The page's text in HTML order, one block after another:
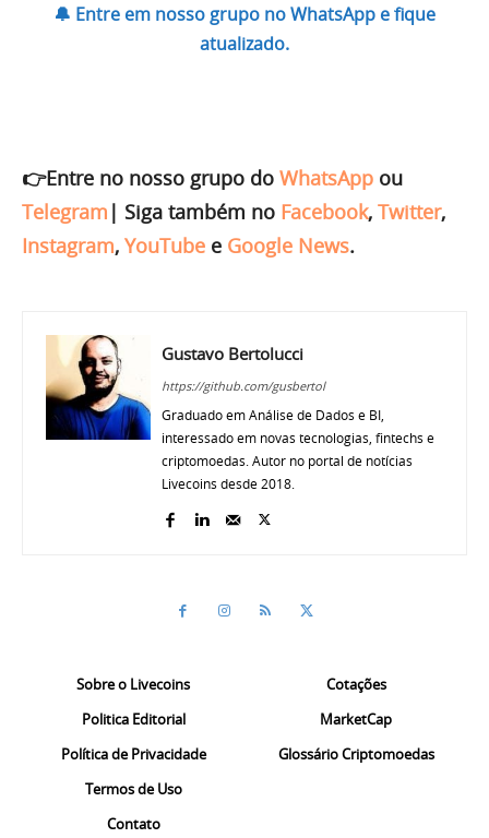
🔔 Entre em nosso grupo no WhatsApp e fique
atualizado.
👉Entre no nosso grupo do WhatsApp ou
Telegram | Siga também no Facebook, Twitter,
Instagram, YouTube e Google News.
Gustavo Bertolucci
https://github.com/gusbertol
Graduado em Análise de Dados e BI,
interessado em novas tecnologias, fintechs e
criptomoedas. Autor no portal de notícias
Livecoins desde 2018.
Sobre o Livecoins
Politica Editorial
Política de Privacidade
Termos de Uso
Contato
Cotações
MarketCap
Glossário Criptomoedas